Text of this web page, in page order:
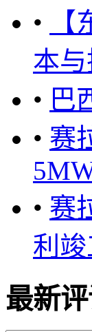
•
本
• 巴
• 赛
• 赛
利
最新